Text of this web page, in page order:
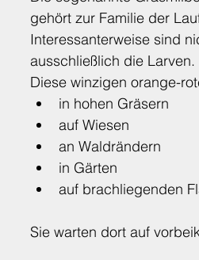
gehört zur Familie der
Interessanterweise sind
ausschließlich die Larven.
Diese winzigen orange-
in hohen Gräsern
auf Wiesen
an Waldrändern
in Gärten
auf brachliegenden
Sie warten dort auf